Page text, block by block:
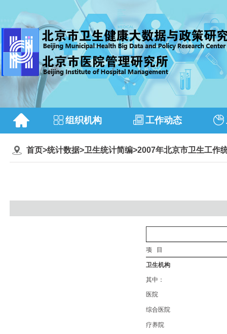
组织机构 工作动态
首页>统计数据>卫生统计简编>2007年北京市卫生工作
项 目
卫生机构
其中：
医院
综合医院
疗养院